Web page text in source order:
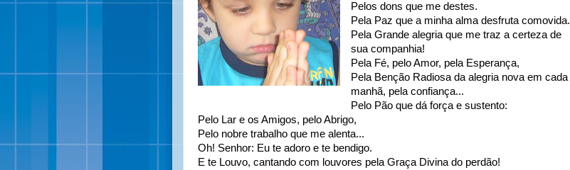
Pelos dons que me destes.
Pela Paz que a minha alma desfruta comovida.
Pela Grande alegria que me traz a certeza de
sua companhia!
Pela Fé, pelo Amor, pela Esperança,
Pela Benção Radiosa da alegria nova em cada
manhã, pela confiança...
Pelo Pão que dá força e sustento:
Pelo Lar e os Amigos, pelo Abrigo,
Pelo nobre trabalho que me alenta...
Oh! Senhor: Eu te adoro e te bendigo.
E te Louvo, cantando com louvores pela Graça Divina do perdão!